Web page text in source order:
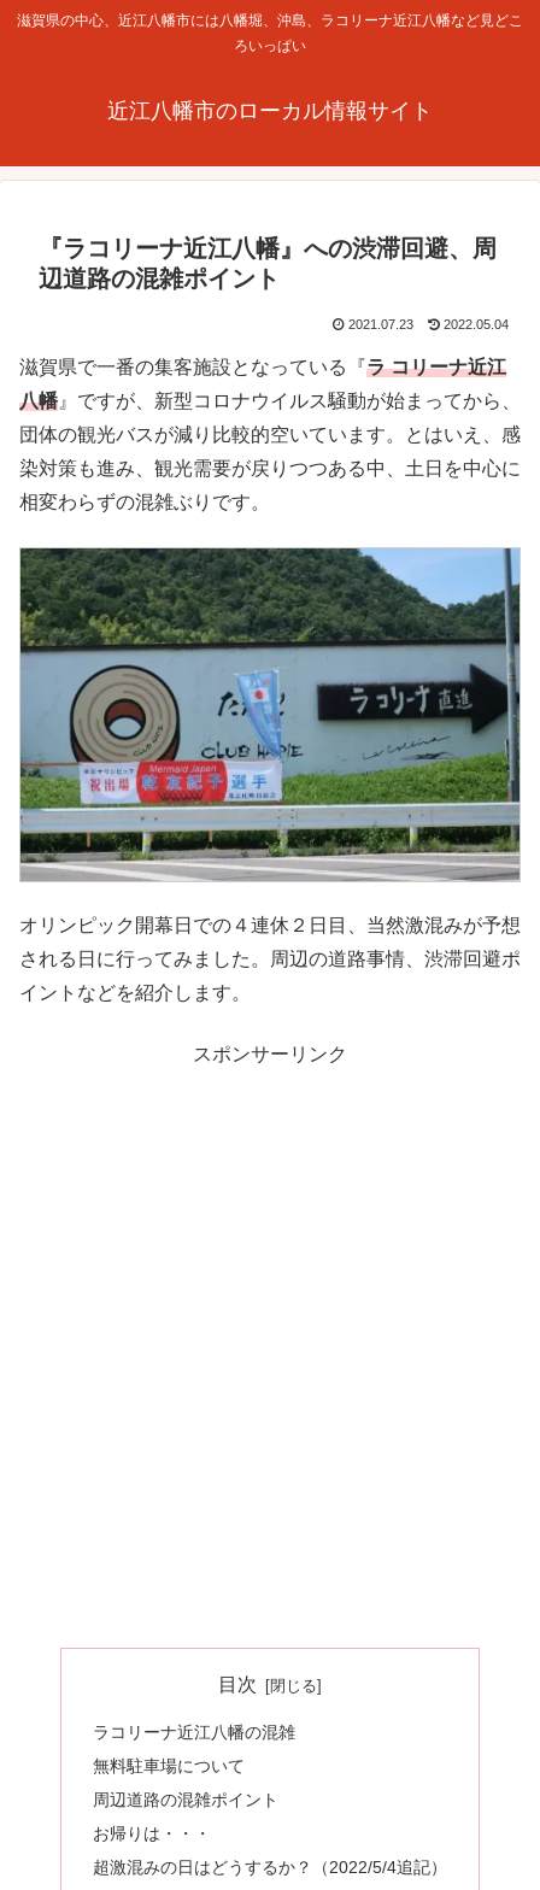
滋賀県の中心、近江八幡市には八幡堀、沖島、ラコリーナ近江八幡など見どこ
ろいっぱい
近江八幡市のローカル情報サイト
『ラコリーナ近江八幡』への渋滞回避、周
辺道路の混雑ポイント
2021.07.23 2022.05.04
滋賀県で一番の集客施設となっている『ラ コリーナ近江
八幡』ですが、新型コロナウイルス騒動が始まってから、
団体の観光バスが減り比較的空いています。とはいえ、感
染対策も進み、観光需要が戻りつつある中、土日を中心に
相変わらずの混雑ぶりです。
オリンピック開幕日での４連休２日目、当然激混みが予想
される日に行ってみました。周辺の道路事情、渋滞回避ポ
イントなどを紹介します。
スポンサーリンク
目次
ラコリーナ近江八幡の混雑
無料駐車場について
周辺道路の混雑ポイント
お帰りは・・・
超激混みの日はどうするか？（2022/5/4追記）